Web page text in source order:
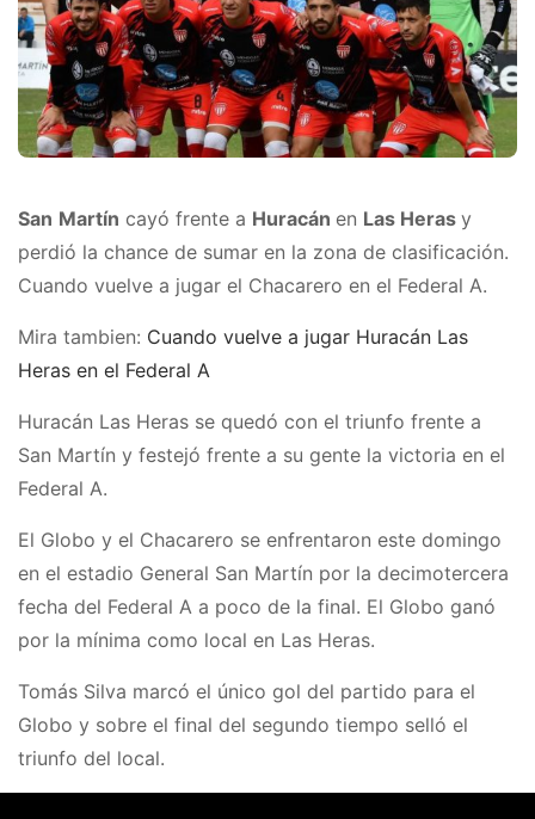
San Martín cayó frente a Huracán en Las Heras y
perdió la chance de sumar en la zona de clasificación.
Cuando vuelve a jugar el Chacarero en el Federal A.
Mira tambien: Cuando vuelve a jugar Huracán Las
Heras en el Federal A
Huracán Las Heras se quedó con el triunfo frente a
San Martín y festejó frente a su gente la victoria en el
Federal A.
El Globo y el Chacarero se enfrentaron este domingo
en el estadio General San Martín por la decimotercera
fecha del Federal A a poco de la final. El Globo ganó
por la mínima como local en Las Heras.
Tomás Silva marcó el único gol del partido para el
Globo y sobre el final del segundo tiempo selló el
triunfo del local.